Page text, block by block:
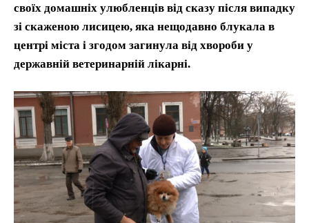
своїх домашніх улюбленців від сказу після випадку
зі скаженою лисицею, яка нещодавно блукала в
центрі міста і згодом загинула від хвороби у
державній ветеринарній лікарні.